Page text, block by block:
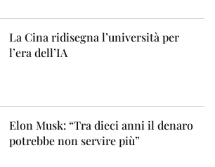
La Cina ridisegna l’università per
l’era dell’IA
Elon Musk: “Tra dieci anni il denaro
potrebbe non servire più”